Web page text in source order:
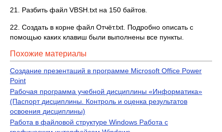
21. Разбить файл VBSH.txt на 150 байтов.
22. Создать в корне файл Отчёт.txt. Подробно описать с
помощью каких клавиш были выполнены все пункты.
Похожие материалы
Создание презентаций в программе Microsoft Office Power
Point
Рабочая программа учебной дисциплины «Информатика»
(Паспорт дисциплины. Контроль и оценка результатов
освоения дисциплины)
Работа в файловой структуре Windows Работа с